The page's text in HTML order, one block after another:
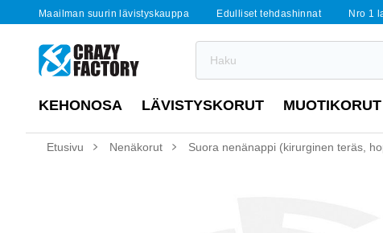
Maailman suurin lävistyskauppa Edulliset tehdashinnat Nro 1
KEHONOSA LÄVISTYSKORUT MUOTIKORUT
Etusivu Nenäkorut Suora nenänappi (kirurginen teräs,